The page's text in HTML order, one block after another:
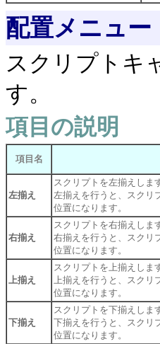
配置メニュー
スクリプトキ
す。
項目の説明
項目名
左揃え
スクリプトを左揃えしま
左揃えを行うと、スクリ
位置になります。
右揃え
スクリプトを右揃えしま
右揃えを行うと、スクリ
位置になります。
上揃え
スクリプトを上揃えしま
上揃えを行うと、スクリ
位置になります。
下揃え
スクリプトを下揃えしま
下揃えを行うと、スクリ
位置になります。